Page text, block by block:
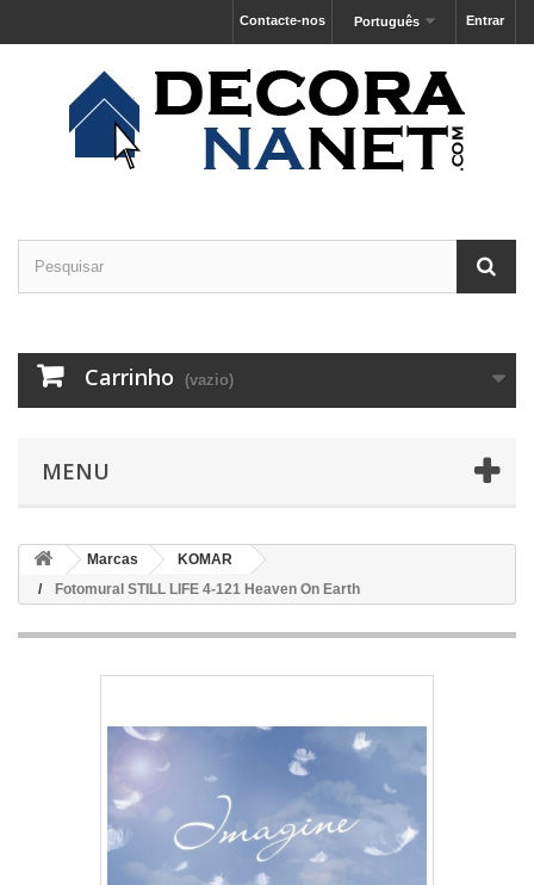
Entrar
Português
Contacte-nos
Carrinho (vazio)
MENU
Marcas
KOMAR
Fotomural STILL LIFE 4-121 Heaven On Earth